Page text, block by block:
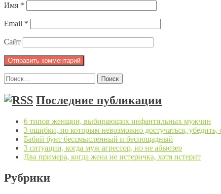
Имя *
Email *
Сайт
Найти:
Последние публикации
6 типов женщин, выбирающих инфантильных мужчин
3 ошибки, по которым невозможно достучаться,
Бабий бунт бессмысленный и беспощадный
3 ситуации, когда муж агрессор, но не абьюзер
Два примера, когда жена не истеричка, хотя истерит
Рубрики